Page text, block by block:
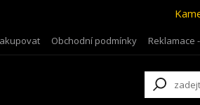
Obchodní podmínky Reklamace